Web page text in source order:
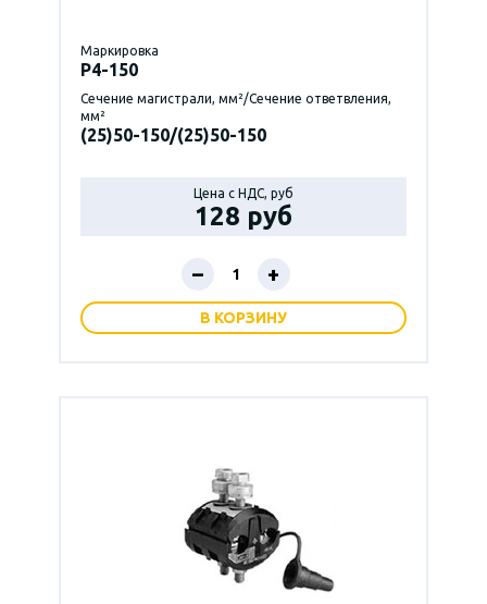
Маркировка
P4-150
Сечение магистрали, мм²/Сечение ответвления,
мм²
(25)50-150/(25)50-150
Цена с НДС, руб
128 руб
– +
В КОРЗИНУ